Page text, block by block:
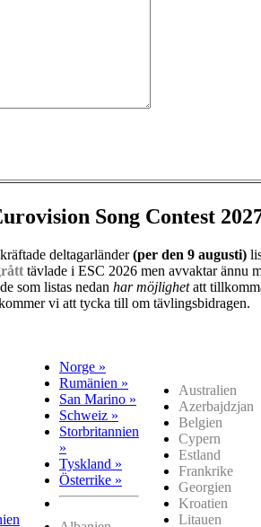
Song Contest
deltagarländer(per den 9 augusti)
tävlade i ESC 2026 men avvaktar ännu
som listas nedan har möjlighetatt
vi att tycka till om tävlingsbidragen.
Norge »
Rumänien »
San Marino »
Schweiz »
Storbritannien
»
Tyskland »
Österrike »
Australien
Azerbajdzjan
Belgien
Cypern
Estland
Frankrike
Georgien
Kroatien
Litauen